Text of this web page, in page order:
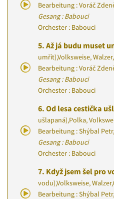
Bearbeitung : Voráč
Gesang : Babouci
Orchester : Babouci
5. Až já budu muset
umřít),Volksweise, Walzer,
Bearbeitung : Voráč
Gesang : Babouci
Orchester : Babouci
6. Od lesa cestička
ušlapaná),Polka,
Bearbeitung : Shýbal Petr,
Gesang : Babouci
Orchester : Babouci
7. Když jsem šel pro
vodu),Volksweise, Walzer,
Bearbeitung : Shýbal Petr,